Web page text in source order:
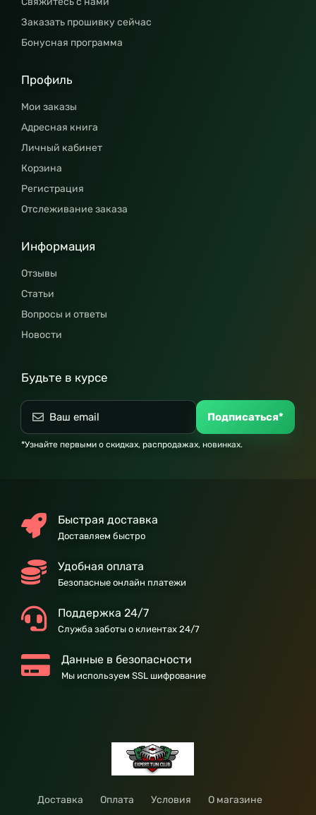
Заказать прошивку сейчас
Бонусная программа
Профиль
Мои заказы
Адресная книга
Личный кабинет
Корзина
Регистрация
Отслеживание заказа
Информация
Отзывы
Статьи
Вопросы и ответы
Новости
Будьте в курсе
Подписаться*
*Узнайте первыми о скидках, распродажах, новинках.
Быстрая доставка
Доставляем быстро
Удобная оплата
Безопасные онлайн платежи
Поддержка 24/7
Служба заботы о клиентах 24/7
Данные в безопасности
Мы используем SSL шифрование
Доставка Оплата Условия
О магазине